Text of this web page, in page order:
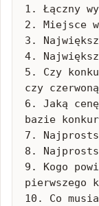
1. Łączny
2. Miejsce
3.
4.
5. Czy
czy
6. Jaką
bazie
7.
8.
9. Kogo
pierwszego
10. Co